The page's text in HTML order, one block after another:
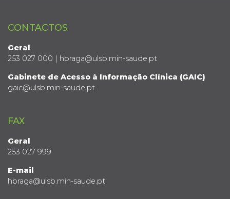
CONTACTOS
Geral
253 027 000 | hbraga@ulsb.min-saude.pt
Gabinete de Acesso à Informação Clínica (GAIC)
gaic@ulsb.min-saude.pt
FAX
Geral
253 027 999
E-mail
hbraga@ulsb.min-saude.pt